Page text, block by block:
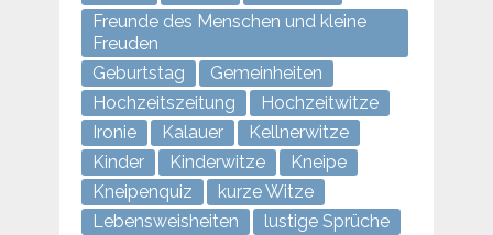
Freunde des Menschen und kleine
Freuden
Geburtstag
Gemeinheiten
Hochzeitszeitung
Hochzeitwitze
Ironie
Kalauer
Kellnerwitze
Kinder
Kinderwitze
Kneipe
Kneipenquiz
kurze Witze
Lebensweisheiten
lustige Sprüche